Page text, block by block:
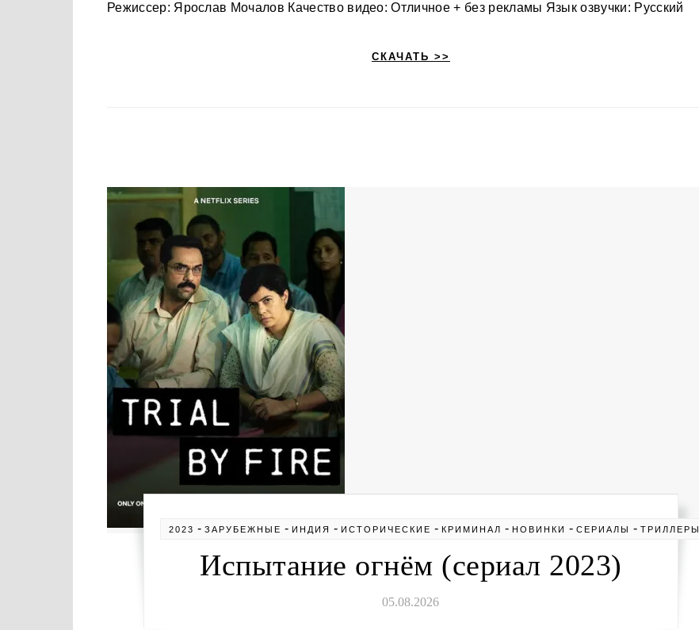
Режиссер: Ярослав Мочалов Качество видео: Отличное + без рекламы Язык озвучки: Русский
СКАЧАТЬ >>
2023 -ЗАРУБЕЖНЫЕ -ИНДИЯ -ИСТОРИЧЕСКИЕ -КРИМИНАЛ -НОВИНКИ -СЕРИАЛЫ -ТРИЛЛЕРЫ
Испытание огнём (сериал 2023)
05.08.2026